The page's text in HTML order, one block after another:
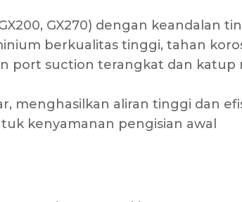
GX270) dengan keandalan
berkualitas tinggi, tahan
port suction terangkat dan
menghasilkan aliran tinggi dan
kenyamanan pengisian awal